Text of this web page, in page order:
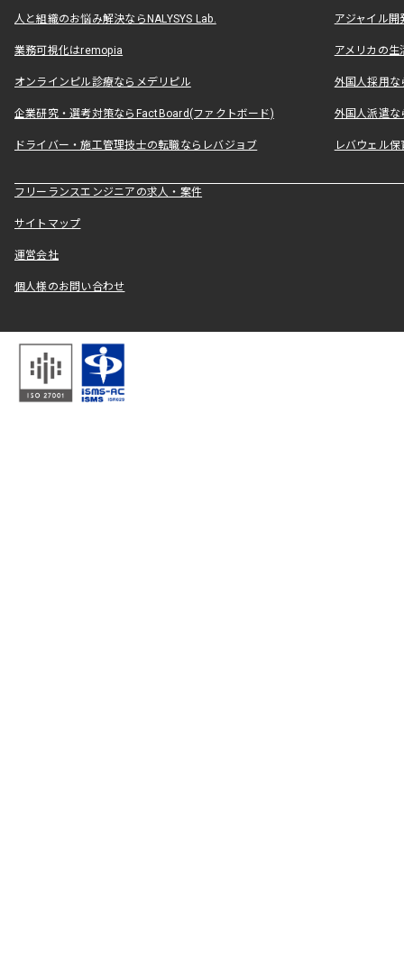
人と組織のお悩み解決ならNALYSYS Lab. アジャイル
業務可視化はremopia アメリカの
オンラインピル診療ならメデリピル 外国人採用
企業研究・選考対策ならFactBoard(ファクトボード) 外国人派遣な
ドライバー・施工管理技士の転職ならレバジョブ レバウェル
フリーランスエンジニアの求人・案件
サイトマップ
運営会社
個人様のお問い合わせ